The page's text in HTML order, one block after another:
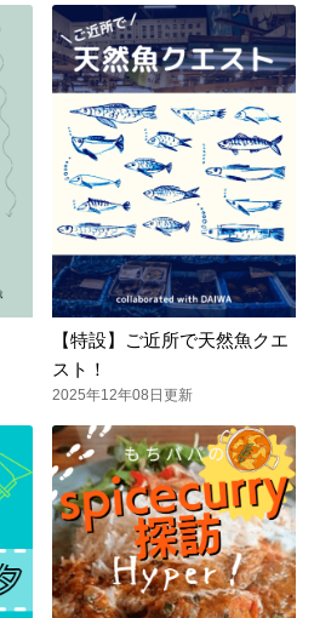
【特設】ご近所で天然魚クエ
スト！
2025年12年08日更新